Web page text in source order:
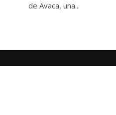
de Avaca, una...